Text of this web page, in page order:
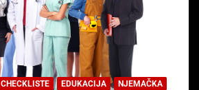
CHECKLISTE EDUKACIJA
NJEMAČKA